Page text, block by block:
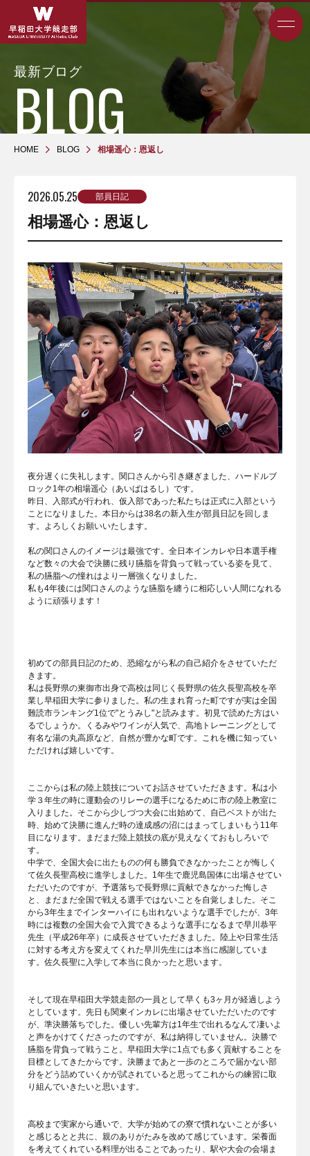
最新ブログ
HOME BLOG 相場遥心：恩返し
2026.05.25 部員日記
相場遥心：恩返し
夜分遅くに失礼します。関口さんから引き継ぎました、ハードルブ
ロック1年の相場遥心（あいばはるし）です。
昨日、入部式が行われ、仮入部であった私たちは正式に入部という
ことになりました。本日からは38名の新入生が部員日記を回しま
す。よろしくお願いいたします。
私の関口さんのイメージは最強です。全日本インカレや日本選手権
など数々の大会で決勝に残り臙脂を背負って戦っている姿を見て、
私の臙脂への憧れはより一層強くなりました。
私も4年後には関口さんのような臙脂を纏うに相応しい人間になれる
ように頑張ります！
初めての部員日記のため、恐縮ながら私の自己紹介をさせていただ
きます。
私は長野県の東御市出身で高校は同じく長野県の佐久長聖高校を卒
業し早稲田大学に参りました。私の生まれ育った町ですが実は全国
難読市ランキング1位で"とうみし"と読みます。初見で読めた方はい
るでしょうか。くるみやワインが人気で、高地トレーニングとして
有名な湯の丸高原など、自然が豊かな町です。これを機に知ってい
ただければ嬉しいです。
ここからは私の陸上競技についてお話させていただきます。私は小
学３年生の時に運動会のリレーの選手になるために市の陸上教室に
入りました。そこから少しづつ大会に出始めて、自己ベストが出た
時、始めて決勝に進んだ時の達成感の沼にはまってしまいもう11年
目になります。まだまだ陸上競技の底が見えなくておもしろいで
す。
中学で、全国大会に出たものの何も勝負できなかったことが悔しく
て佐久長聖高校に進学しました。1年生で鹿児島国体に出場させてい
ただいたのですが、予選落ちで長野県に貢献できなかった悔しさ
と、まだまだ全国で戦える選手ではないことを自覚しました。そこ
から3年生までインターハイにも出れないような選手でしたが、3年
時には複数の全国大会で入賞できるような選手になるまで早川恭平
先生（平成26年卒）に成長させていただきました。陸上や日常生活
に対する考え方を変えてくれた早川先生には本当に感謝していま
す。佐久長聖に入学して本当に良かったと思います。
そして現在早稲田大学競走部の一員として早くも3ヶ月が経過しよう
としています。先日も関東インカレに出場させていただいたのです
が、準決勝落ちでした。優しい先輩方は1年生で出れるなんて凄いよ
と声をかけてくださったのですが、私は納得していません。決勝で
臙脂を背負って戦うこと。早稲田大学に1点でも多く貢献することを
目標としてきたからです。決勝まであと一歩のところで届かない部
分をどう詰めていくかが試されていると思ってこれからの練習に取
り組んでいきたいと思います。
高校まで実家から通いで、大学が始めての寮で慣れないことが多い
と感じるとと共に、親のありがたみを改めて感じています。栄養面
を考えてくれている料理が出ることであったり、駅や大会の会場ま